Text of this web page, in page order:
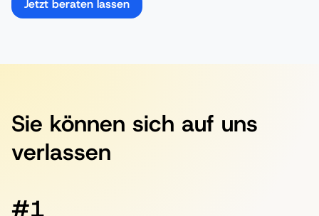
Jetzt beraten lassen
Sie können sich auf uns
verlassen
#1